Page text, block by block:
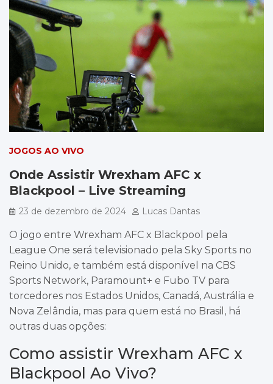
JOGOS AO VIVO
Onde Assistir Wrexham AFC x
Blackpool – Live Streaming
23 de dezembro de 2024 Lucas Dantas
O jogo entre Wrexham AFC x Blackpool pela
League One será televisionado pela Sky Sports no
Reino Unido, e também está disponível na CBS
Sports Network, Paramount+ e Fubo TV para
torcedores nos Estados Unidos, Canadá, Austrália e
Nova Zelândia, mas para quem está no Brasil, há
outras duas opções:
Como assistir Wrexham AFC x
Blackpool Ao Vivo?